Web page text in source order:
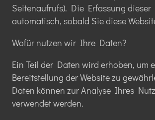
Seitenaufrufs). Die Erfassung
automatisch, sobald Sie diese
Wofür nutzen wir Ihre Daten?
Ein Teil der Daten wird erhoben, um
Bereitstellung der Website zu
Daten können zur Analyse Ihres
verwendet werden.